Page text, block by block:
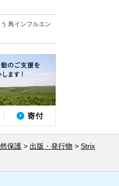
鳥インフルエン
保護 出版・発行物
Strix